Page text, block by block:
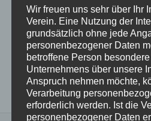
Navigation
SVB meets
Veröffentlicht14. Dezember 2014am
Schnee – das ist der SVB!
Wir freuen uns sehr über Ihr
Verein. Eine Nutzung der
grundsätzlich ohne jede
personenbezogener Daten
betroffene Person
Unternehmens über unsere
Anspruch nehmen möchte,
Verarbeitung
erforderlich werden. Ist die
personenbezogener Daten